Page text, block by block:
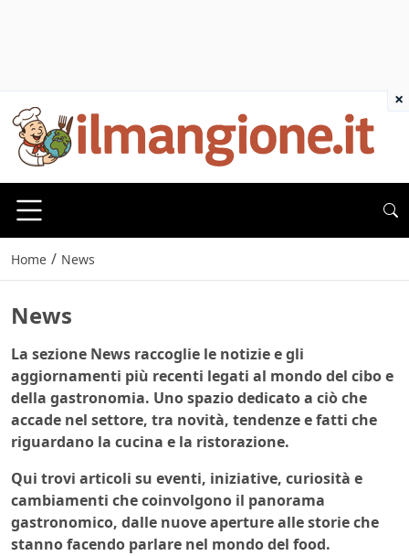
Home / News
News
La sezione News raccoglie le notizie e gli
aggiornamenti più recenti legati al mondo del cibo e
della gastronomia. Uno spazio dedicato a ciò che
accade nel settore, tra novità, tendenze e fatti che
riguardano la cucina e la ristorazione.
Qui trovi articoli su eventi, iniziative, curiosità e
cambiamenti che coinvolgono il panorama
gastronomico, dalle nuove aperture alle storie che
stanno facendo parlare nel mondo del food.
×